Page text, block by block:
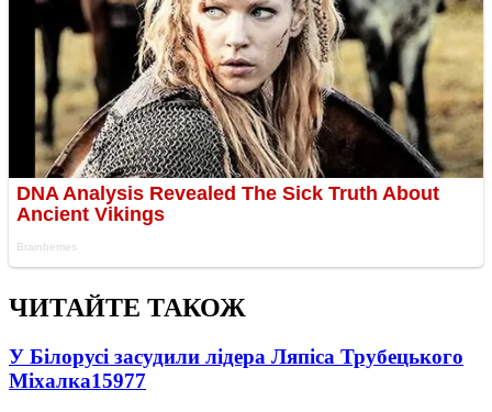
ЧИТАЙТЕ ТАКОЖ
У Білорусі засудили лідера Ляпіса Трубецького
Міхалка15977